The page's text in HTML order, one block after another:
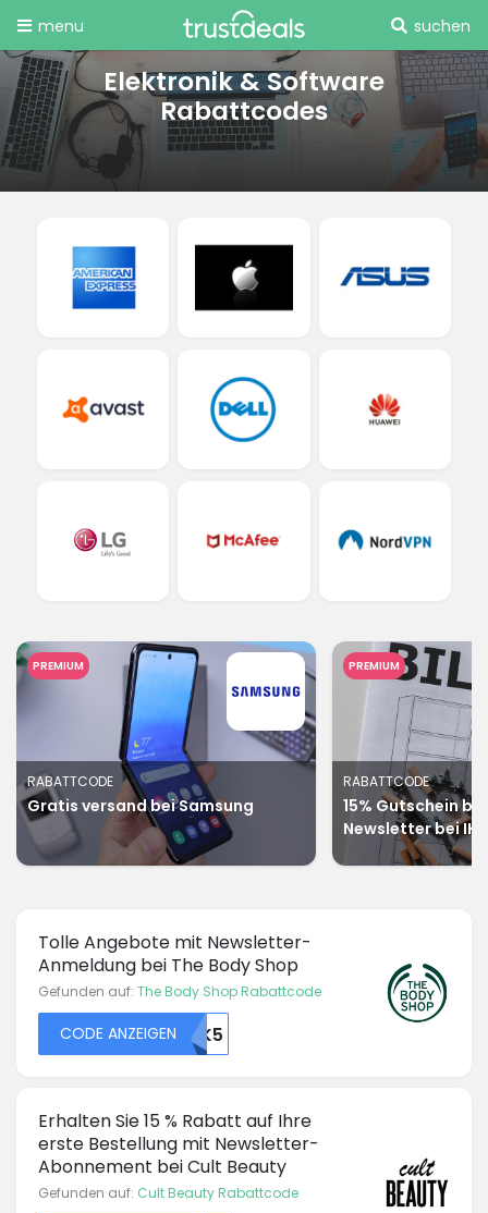
menu suchen
Elektronik & Software
Rabattcodes
PREMIUM
RABATTCODE
Gratis versand bei Samsung
PREMIUM
RABATTCODE
15% Gutschein
Newsletter bei
Tolle Angebote mit Newsletter-
Anmeldung bei The Body Shop
Gefunden auf: The Body Shop Rabattcode
CODE ANZEIGEN
48397OTK5
Erhalten Sie 15 % Rabatt auf Ihre
erste Bestellung mit Newsletter-
Abonnement bei Cult Beauty
Gefunden auf: Cult Beauty Rabattcode